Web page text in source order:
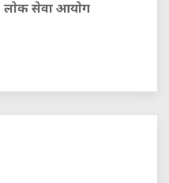
लाेक सेवा आयाेग